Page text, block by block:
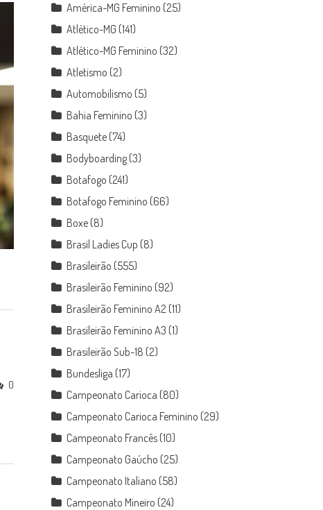
0
América-MG Feminino (25)
Atlético-MG (141)
Atlético-MG Feminino (32)
Atletismo (2)
Automobilismo (5)
Bahia Feminino (3)
Basquete (74)
Bodyboarding (3)
Botafogo (241)
Botafogo Feminino (66)
Boxe (8)
Brasil Ladies Cup (8)
Brasileirão (555)
Brasileirão Feminino (92)
Brasileirão Feminino A2 (11)
Brasileirão Feminino A3 (1)
Brasileirão Sub-18 (2)
Bundesliga (17)
Campeonato Carioca (80)
Campeonato Carioca Feminino (29)
Campeonato Francês (10)
Campeonato Gaúcho (25)
Campeonato Italiano (58)
Campeonato Mineiro (24)